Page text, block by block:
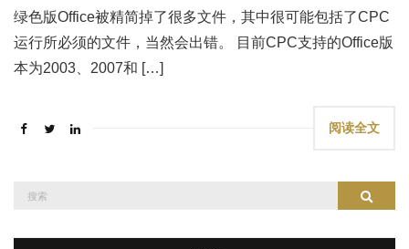
绿色版Office被精简掉了很多文件，其中很可能包括了CPC
运行所必须的文件，当然会出错。 目前CPC支持的Office版
本为2003、2007和 […]
阅读全文
搜索